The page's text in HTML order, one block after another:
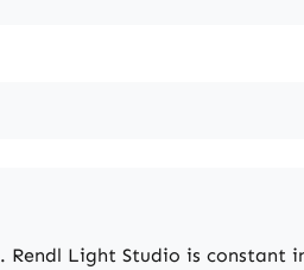
Light Studio is constant